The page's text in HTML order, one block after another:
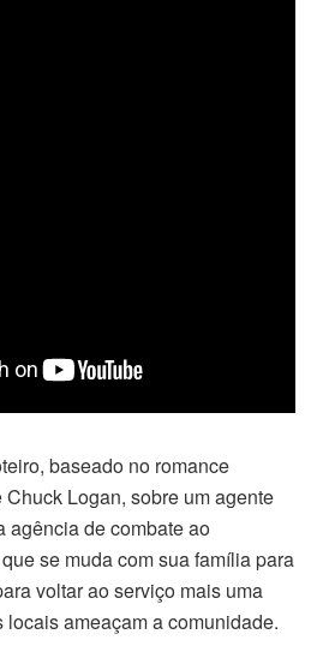
baseado no romance
Logan, sobre um agente
agência de combate ao
se muda com sua família para
voltar ao serviço mais uma
ameaçam a comunidade.